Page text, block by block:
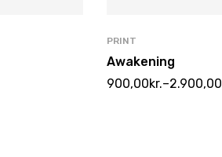
PRINT
Awakening
900,00kr.–2.900,00